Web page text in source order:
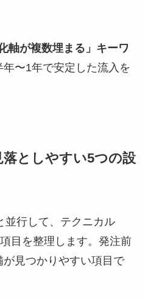
軸が複数埋まる」キーワ
〜1年で安定した流入を
としやすい5つの設
並行して、テクニカル
目を整理します。発注前
見つかりやすい項目で